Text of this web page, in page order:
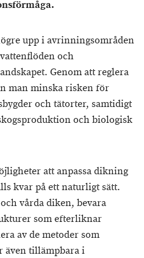
upp i avrinningsområden
och
Genom att reglera
man minska risken för
och tätorter, samtidigt
och biologisk
att anpassa dikning
kvar på ett naturligt sätt.
vårda diken, bevara
som efterliknar
av de metoder som
även tillämpbara i